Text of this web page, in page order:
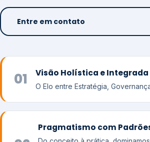
Entre em contato
01 Visão Holística e Integrada
O Elo entre Estratégia,
Pragmatismo com